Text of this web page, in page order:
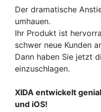
Der dramatische
umhauen.
Ihr Produkt ist
schwer neue Kunden
Dann haben Sie jetzt
einzuschlagen.
XIDA entwickelt
und iOS!